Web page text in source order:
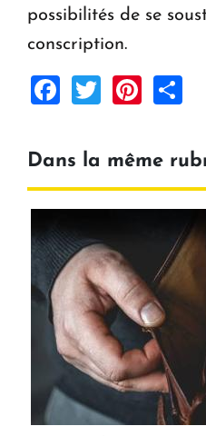
possibilités de se
conscription.
Facebook
Twitter
Dans la même